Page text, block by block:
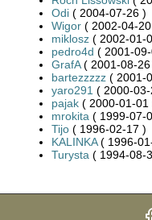
Odi ( 2004-07-26 )
Wigor ( 2002-04-
miklosz ( 2002-01-
pedro4d ( 2001-
GrafA( 2001-08-26
bartezzzzz ( 2001-
yaro291 ( 2000-
pajak ( 2000-01-01
mrokita ( 1999-07-
Tijo ( 1996-02-17 )
KALINKA( 1996-
Turysta ( 1994-08-